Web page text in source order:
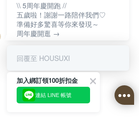
\\ 5周年慶開跑 //
五歲啦！謝謝一路陪伴我們♡
準備好多驚喜等你來發現～
周年慶開逛 →
回覆至 HOUSUXI
加入綁訂領100折扣金
連結 LINE 帳號